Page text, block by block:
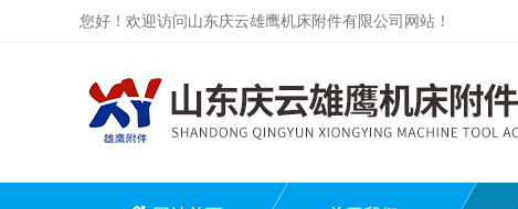
您好！欢迎访问山东庆云雄鹰机床附件有限公司网站！